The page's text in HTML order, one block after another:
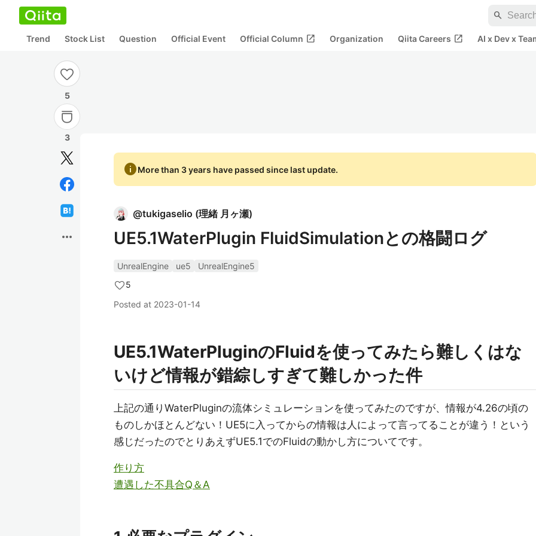
search
Trend Stock List Question Official Event Official Column open_in_new Organization Qiita Careers open_in_new AI x Dev x
5
3
more_horiz
infoMore than 3 years have passed since last update.
@tukigaselio (理緒 月ヶ瀬)
UE5.1WaterPlugin FluidSimulationとの格闘ログ
UnrealEngine ue5
UnrealEngine5
5
Posted at 2023-01-14
UE5.1WaterPluginのFluidを使ってみたら難しくはな
いけど情報が錯綜しすぎて難しかった件
上記の通りWaterPluginの流体シミュレーションを使ってみたのですが、情報が4.26の頃の
ものしかほとんどない！UE5に入ってからの情報は人によって言ってることが違う！という
感じだったのでとりあえずUE5.1でのFluidの動かし方についてです。
作り方
遭遇した不具合Q＆A